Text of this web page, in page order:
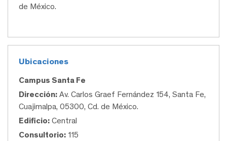
de México.
Ubicaciones
Campus Santa Fe
Dirección: Av. Carlos Graef Fernández 154, Santa Fe,
Cuajimalpa, 05300, Cd. de México.
Edificio: Central
Consultorio: 115